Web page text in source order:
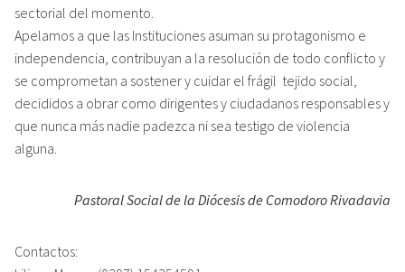
sectorial del momento.
Apelamos a que las Instituciones asuman su protagonismo e
independencia, contribuyan a la resolución de todo conflicto y
se comprometan a sostener y cuidar el frágil tejido social,
decididos a obrar como dirigentes y ciudadanos responsables y
que nunca más nadie padezca ni sea testigo de violencia
alguna.
Pastoral Social de la Diócesis de Comodoro Rivadavia
Contactos: